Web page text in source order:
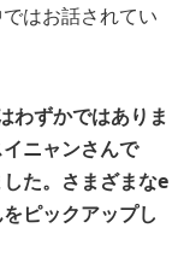
はお話されてい
ずかではありま
ニャンさんで
た。さまざまなe
ピックアップし